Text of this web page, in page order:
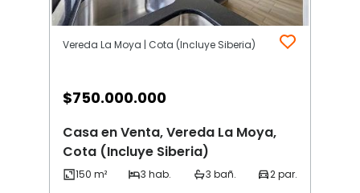
Vereda La Moya | Cota (Incluye Siberia)
$750.000.000
Casa en Venta, Vereda La Moya,
Cota (Incluye Siberia)